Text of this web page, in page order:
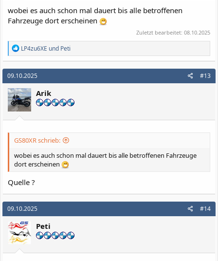
wobei es auch schon mal dauert bis alle betroffenen
Fahrzeuge dort erscheinen
Zuletzt bearbeitet: 08.10.2025
R
e
a
k
t
i
o
n
e
n
LP4zu6XE und Peti
09.10.2025 #13
Arik
GS80XR schrieb:
wobei es auch schon mal dauert bis alle betroffenen Fahrzeuge
dort erscheinen
Quelle ?
09.10.2025 #14
Peti